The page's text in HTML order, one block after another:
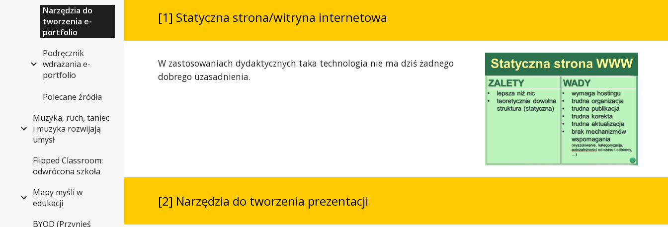
Narzędzia do
tworzenia e-
portfolio
Podręcznik
wdrażania e-
portfolio
Polecane źródła
Muzyka, ruch, taniec
i muzyka rozwijają
umysł
Flipped Classroom:
odwrócona szkoła
Mapy myśli w
edukacji
BYOD (Przynieś
[1] Statyczna strona/witryna internetowa
W zastosowaniach dydaktycznych taka technologia nie ma dziś żadnego
dobrego uzasadnienia.
[2] Narzędzia do tworzenia prezentacji